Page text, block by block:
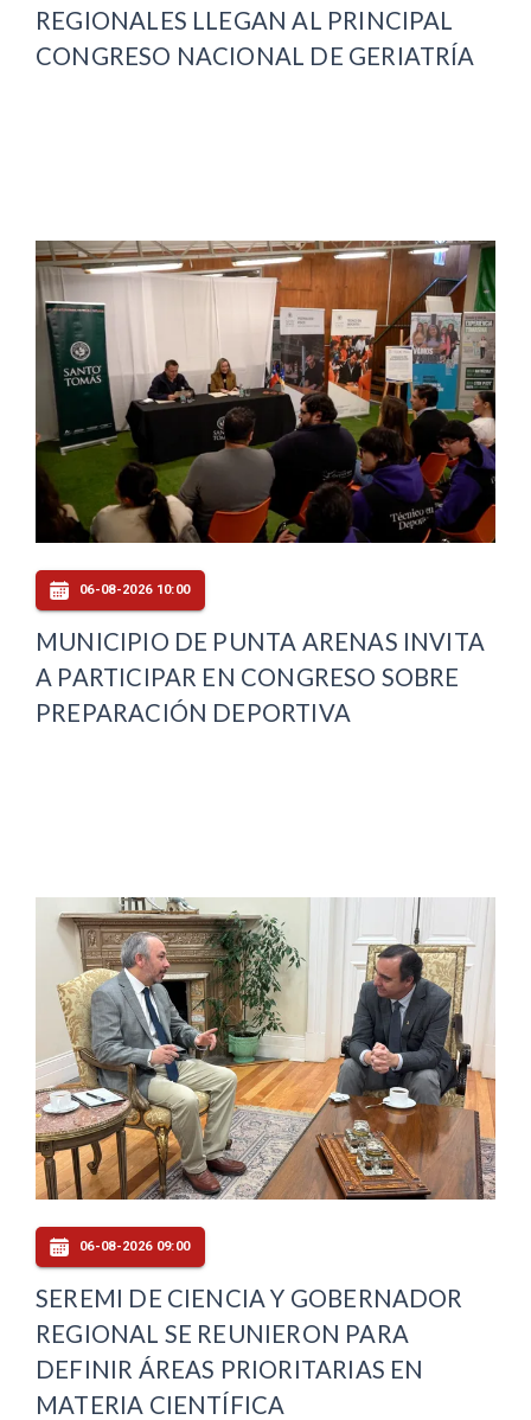
REGIONALES LLEGAN AL PRINCIPAL
CONGRESO NACIONAL DE GERIATRÍA
06-08-2026 10:00
MUNICIPIO DE PUNTA ARENAS INVITA
A PARTICIPAR EN CONGRESO SOBRE
PREPARACIÓN DEPORTIVA
06-08-2026 09:00
SEREMI DE CIENCIA Y GOBERNADOR
REGIONAL SE REUNIERON PARA
DEFINIR ÁREAS PRIORITARIAS EN
MATERIA CIENTÍFICA